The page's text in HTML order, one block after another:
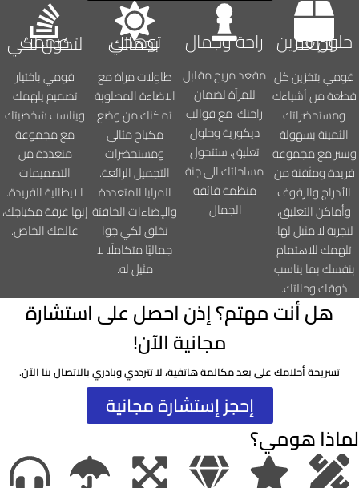
حلول تخزين بديعة
قومي بتخزين كل
قطعة من أشياءك
ومستحضراتك
الثمينة بسهولة
ويسر مع مجموعة
فريدة ومتّقنة من
الأدراج والرفوف
وأماكن التعليق،
لتجربة لا مثيل لها،
تلهمك للاهتمام
بنفسك بما يناسب
ذوقك وحالتك.
راحة وجمال
مقعد مريح مقابل
للمرآة لضمان
راحتك. مع قوالب
ديكورية وحلول
تعليق، ستتحول
مساحاتك الى جنة
منظمة فائقة
الجمال.
توهجي بجمالك
طاولات مرآة مع
الاضاءة المطلوبة
تمكنك من وضع
مكياج مثالي
ومستحضرات
التجميل الرائعة.
المرايا المتعددة
والإضاءات الخافتة
تخلق لكي جوا
جماليًا متكاملًا لا
مثيل له.
صممت لتكون لكي
قومي باختيار
تصميم يلهمك
ويناسب شخصيتك
مع مجموعة
متعددة من
التصميمات
الايطالية الفريدة.
إنها غرفة مكياجك،
عالمك الخاص.
هل أنت مهتم؟ إذن احصل على استشارة
مجانية الآن!
تسريحة أحلامك على بعد مكالمة هاتفية، لا تترددي وبادري بالاتصال بنا الآن.
إحجز إستشارة مجانية
لماذا هومي؟